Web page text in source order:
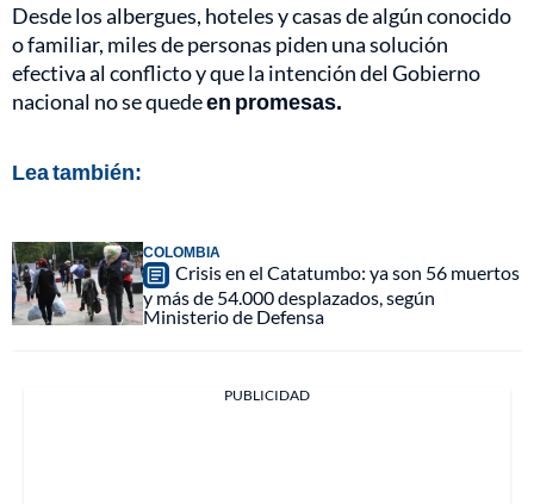
Desde los albergues, hoteles y casas de algún conocido
o familiar, miles de personas piden una solución
efectiva al conflicto y que la intención del Gobierno
nacional no se quedeen promesas.
Lea también:
COLOMBIA
Crisis en el Catatumbo: ya son 56 muertos
y más de 54.000 desplazados, según
Ministerio de Defensa
PUBLICIDAD